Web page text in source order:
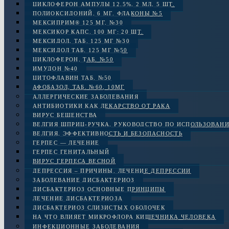
ЦИКЛОФЕРОН АМПУЛЫ 12.5%, 2 МЛ, 5 ШТ.
ПОЛИОКСИДОНИЙ, 6 МГ. ФЛАКОНЫ №5
МЕКСИПРИМ® 125 МГ, №30
МЕКСИКОР КАПС. 100 МГ: 20 ШТ.
МЕКСИДОЛ, ТАБ. 125 МГ №30
МЕКСИДОЛ ТАБ. 125 МГ №50
ЦИКЛОФЕРОН, ТАБ. №50
ИМУДОН №40
ЦИТОФЛАВИН ТАБ. №50
АФОБАЗОЛ, ТАБ. №60, 10МГ
АЛЛЕРГИЧЕСКИЕ ЗАБОЛЕВАНИЯ
АНТИБИОТИКИ КАК ЛЕКАРСТВО ОТ РАКА
ВИРУС БЕШЕНСТВА
ВЕЛГИЯ ШПРИЦ-РУЧКА, РУКОВОДСТВО ПО
ВЕЛГИЯ, ЭФФЕКТИВНОСТЬ И БЕЗОПАСНОСТЬ
ГЕРПЕС — ЛЕЧЕНИЕ
ГЕРПЕС ГЕНИТАЛЬНЫЙ
ВИРУС ГЕРПЕСА ВЕСНОЙ
ДЕПРЕССИЯ – ПРИЧИНЫ. ЛЕЧЕНИЕ ДЕПРЕССИИ
ЗАБОЛЕВАНИЕ ДИСБАКТЕРИОЗ
ДИСБАКТЕРИОЗ ОСНОВНЫЕ ПРИНЦИПЫ
ЛЕЧЕНИЕ ДИСБАКТЕРИОЗА
ДИСБАКТЕРИОЗ СЛИЗИСТЫХ ОБОЛОЧЕК
НА ЧТО ВЛИЯЕТ МИКРОФЛОРА КИШЕЧНИКА ЧЕЛОВЕКА
ИНФЕКЦИОННЫЕ ЗАБОЛЕВАНИЯ